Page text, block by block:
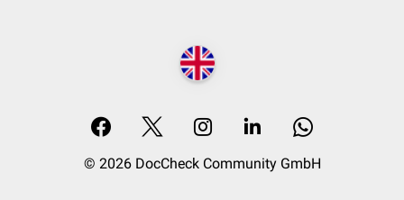
© 2026 DocCheck Community GmbH